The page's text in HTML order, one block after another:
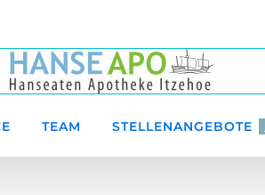
TEAM STELLENANGEBOTE